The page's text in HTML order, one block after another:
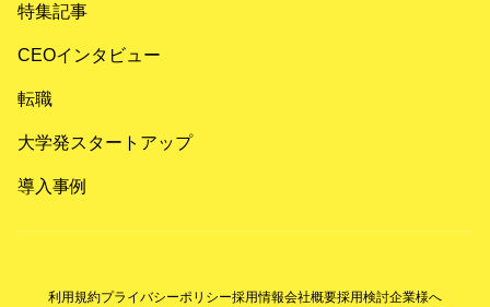
特集記事
CEOインタビュー
転職
大学発スタートアップ
導入事例
利用規約プライバシーポリシー採用情報会社概要採用検討企業様へ